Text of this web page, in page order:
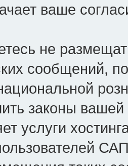
ваше
не
сообщений,
законы
услуги